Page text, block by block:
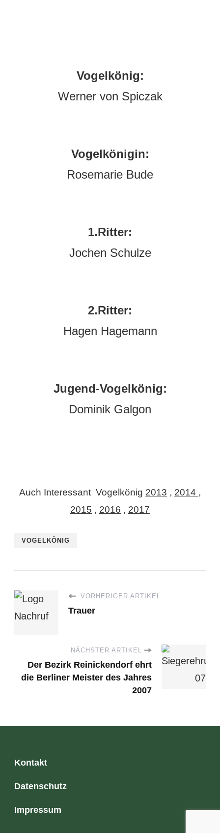
Vogelkönig:
Werner von Spiczak
Vogelkönigin:
Rosemarie Bude
1.Ritter:
Jochen Schulze
2.Ritter:
Hagen Hagemann
Jugend-Vogelkönig:
Dominik Galgon
Auch Interessant Vogelkönig 2013 , 2014 ,
2015 , 2016 , 2017
VOGELKÖNIG
VORHERIGER ARTIKEL
Trauer
NÄCHSTER ARTIKEL
Der Bezirk Reinickendorf ehrt
die Berliner Meister des Jahres
2007
Kontakt
Datenschutz
Impressum